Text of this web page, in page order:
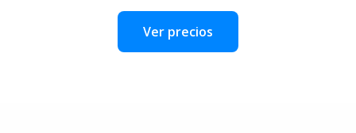
Ver precios